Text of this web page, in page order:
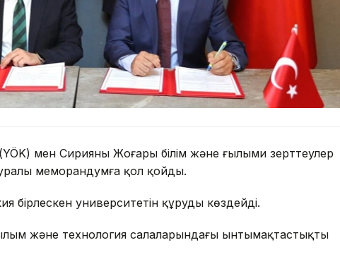
(YÖK) мен Сирияның Жоғары білім және ғылыми зерттеулер
туралы меморандумға қол қойды.
бірлескен университетін құруды көздейді.
және технология салаларындағы ынтымақтастықты